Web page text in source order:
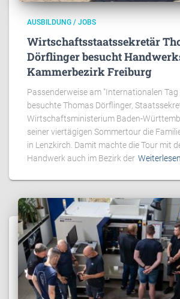
AUSBILDUNG / JOBS
Wirtschaftsstaatssekretär
Dörflinger besucht
Kammerbezirk Freiburg
Passenderweise am "Internationalen Tag
besuchte Thomas Dörflinger,
Wirtschaftsministerium Baden-
seiner viertägigen Sommertour die
in Lenzkirch. Damit machte die Tour mit
Handwerk auch im Bezirk der